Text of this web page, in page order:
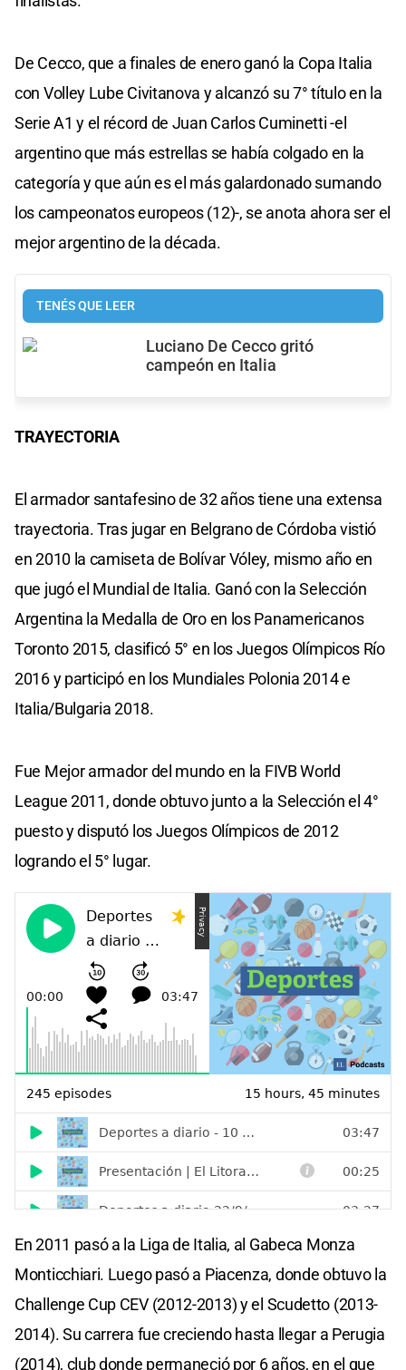
De Cecco, que a finales de enero ganó la Copa Italia
con Volley Lube Civitanova y alcanzó su 7° título en la
Serie A1 y el récord de Juan Carlos Cuminetti -el
argentino que más estrellas se había colgado en la
categoría y que aún es el más galardonado sumando
los campeonatos europeos (12)-, se anota ahora ser el
mejor argentino de la década.
TENÉS QUE LEER
Luciano De Cecco gritó
campeón en Italia
TRAYECTORIA
El armador santafesino de 32 años tiene una extensa
trayectoria. Tras jugar en Belgrano de Córdoba vistió
en 2010 la camiseta de Bolívar Vóley, mismo año en
que jugó el Mundial de Italia. Ganó con la Selección
Argentina la Medalla de Oro en los Panamericanos
Toronto 2015, clasificó 5° en los Juegos Olímpicos Río
2016 y participó en los Mundiales Polonia 2014 e
Italia/Bulgaria 2018.
Fue Mejor armador del mundo en la FIVB World
League 2011, donde obtuvo junto a la Selección el 4°
puesto y disputó los Juegos Olímpicos de 2012
logrando el 5° lugar.
En 2011 pasó a la Liga de Italia, al Gabeca Monza
Monticchiari. Luego pasó a Piacenza, donde obtuvo la
Challenge Cup CEV (2012-2013) y el Scudetto (2013-
2014). Su carrera fue creciendo hasta llegar a Perugia
(2014), club donde permaneció por 6 años, en el que